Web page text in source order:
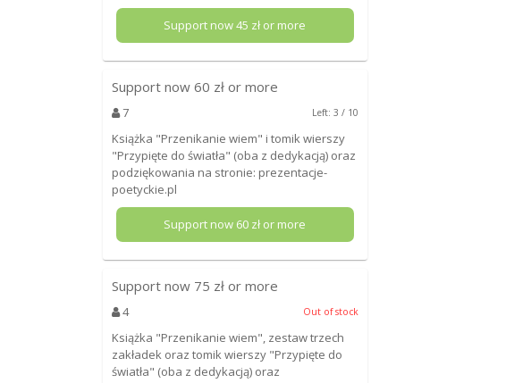
Support now45 zł or more
Support now60 zł or more
7 Left: 3 / 10
Książka "Przenikanie wiem" i tomik wierszy
"Przypięte do światła" (oba z dedykacją) oraz
podziękowania na stronie: prezentacje-
poetyckie.pl
Support now 60 zł or more
Support now 75 zł or more
4 Out of stock
Książka "Przenikanie wiem", zestaw trzech
zakładek oraz tomik wierszy "Przypięte do
światła" (oba z dedykacją) oraz